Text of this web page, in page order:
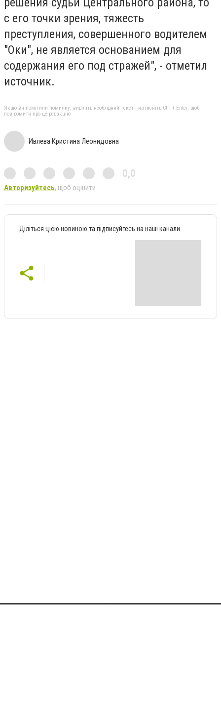
с его точки зрения, тяжесть
преступления, совершенного водителем
"Оки", не является основанием для
содержания его под стражей", - отметил
источник.
Якщо ви помітили помилку, виділіть необхідний текст і натисніть Ctrl + Enter, щоб
повідомити про це редакцію
Ивлева Кристина Леонидовна
0,0
Авторизуйтесь, щоб оцінити
Діліться цією новиною та підписуйтесь на наші канали